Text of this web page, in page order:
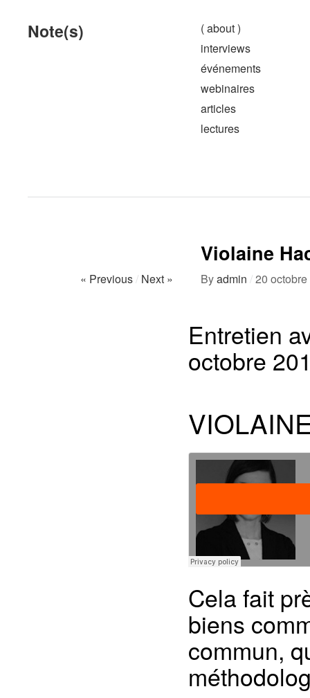
Note(s)
( about )
interviews
événements
webinaires
articles
lectures
Violaine
« Previous/ Next » Byadmin /20
Entretien
octobre
Cela fait
biens
commun,